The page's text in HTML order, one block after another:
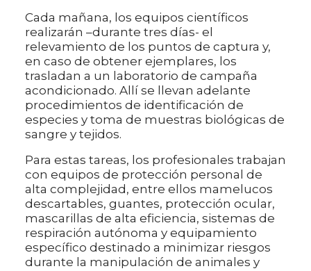
Cada mañana, los equipos científicos
realizarán –durante tres días- el
relevamiento de los puntos de captura y,
en caso de obtener ejemplares, los
trasladan a un laboratorio de campaña
acondicionado. Allí se llevan adelante
procedimientos de identificación de
especies y toma de muestras biológicas de
sangre y tejidos.
Para estas tareas, los profesionales trabajan
con equipos de protección personal de
alta complejidad, entre ellos mamelucos
descartables, guantes, protección ocular,
mascarillas de alta eficiencia, sistemas de
respiración autónoma y equipamiento
específico destinado a minimizar riesgos
durante la manipulación de animales y